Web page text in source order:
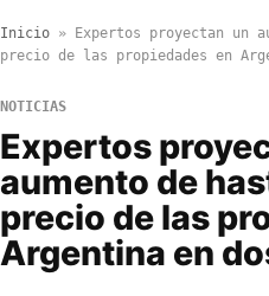
Inicio »
Expertos proyectan un
precio de las propiedades en
NOTICIAS
Expertos
aumento de
precio de las
Argentina en